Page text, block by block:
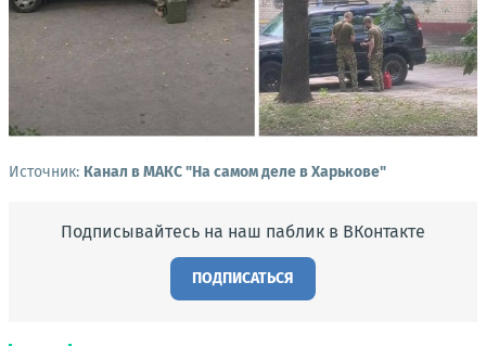
Источник: Канал в МАКС "На самом деле в Харькове"
Подписывайтесь на наш паблик в ВКонтакте
ПОДПИСАТЬСЯ